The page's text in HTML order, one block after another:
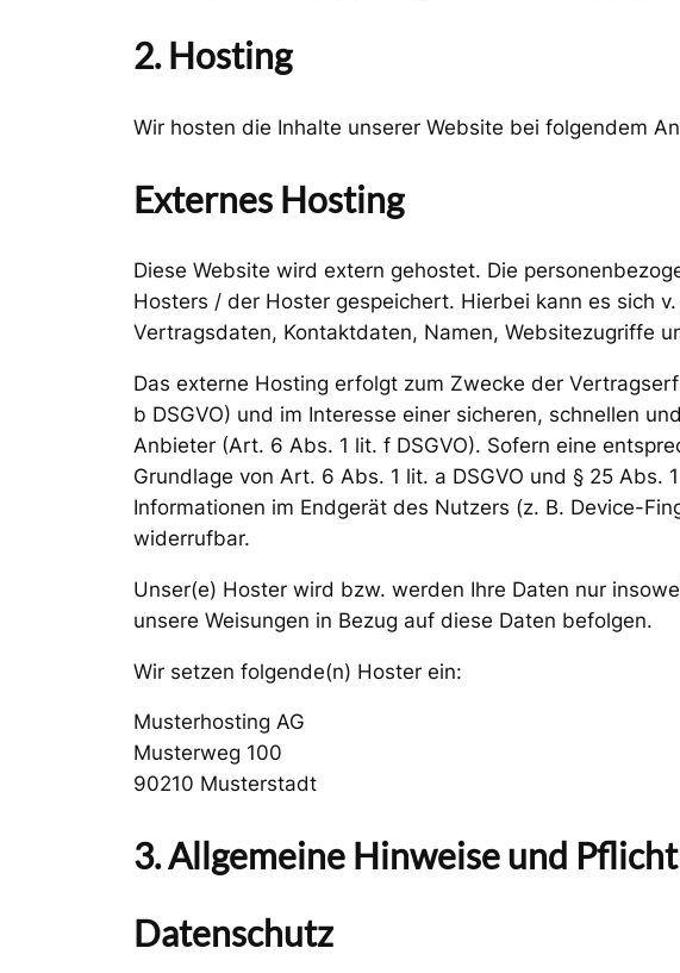
2. Hosting
Wir hosten die Inhalte unserer Website bei folgendem
Externes Hosting
Diese Website wird extern gehostet. Die
Hosters / der Hoster gespeichert. Hierbei kann es sich
Vertragsdaten, Kontaktdaten, Namen, Websitezugriffe
Das externe Hosting erfolgt zum Zwecke der
b DSGVO) und im Interesse einer sicheren, schnellen
Anbieter (Art. 6 Abs. 1 lit. f DSGVO). Sofern eine
Grundlage von Art. 6 Abs. 1 lit. a DSGVO und § 25
Informationen im Endgerät des Nutzers (z. B. Device-
widerrufbar.
Unser(e) Hoster wird bzw. werden Ihre Daten nur
unsere Weisungen in Bezug auf diese Daten befolgen.
Wir setzen folgende(n) Hoster ein:
Musterhosting AG
Musterweg 100
90210 Musterstadt
3. Allgemeine Hinweise und
Datenschutz